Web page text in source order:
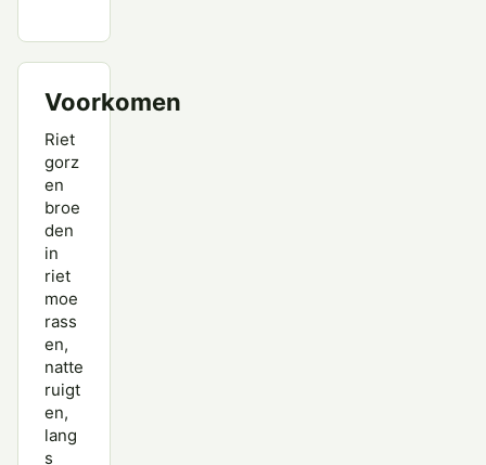
Voorkomen
Riet
gorz
en
broe
den
in
riet
moe
rass
en,
natte
ruigt
en,
lang
s